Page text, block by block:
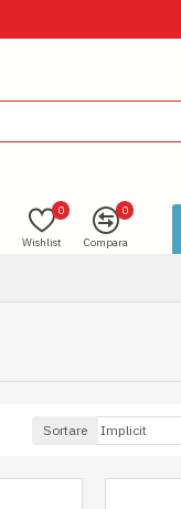
Wishlist
0
Compara
0
Sortare